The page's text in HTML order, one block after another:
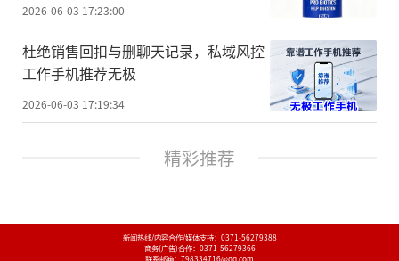
2026-06-03 17:23:00
杜绝销售回扣与删聊天记录，私域风控
工作手机推荐无极
2026-06-03 17:19:34
精彩推荐
新闻热线/内容合作/媒体支持： 0371-56279388
商务(广告)合作： 0371-56279366
联系邮箱：798334716@qq.com